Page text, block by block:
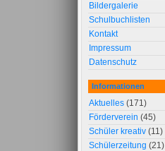
Bildergalerie
Schulbuchlisten
Kontakt
Impressum
Datenschutz
Informationen
Aktuelles (171)
Förderverein (45)
Schüler kreativ (11)
Schülerzeitung (21)